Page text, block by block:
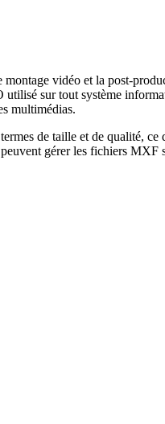
vidéo et la post-
sur tout système
multimédias.
de taille et de qualité,
gérer les fichiers